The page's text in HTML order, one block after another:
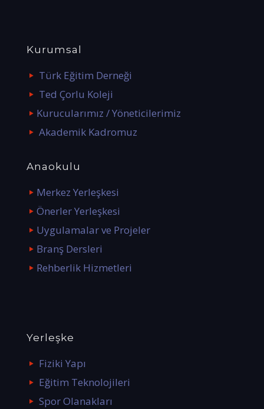
Kurumsal
Türk Eğitim Derneği
Ted Çorlu Koleji
Kurucularımız / Yöneticilerimiz
Akademik Kadromuz
Anaokulu
Merkez Yerleşkesi
Önerler Yerleşkesi
Uygulamalar ve Projeler
Branş Dersleri
Rehberlik Hizmetleri
Yerleşke
Fiziki Yapı
Eğitim Teknolojileri
Spor Olanakları